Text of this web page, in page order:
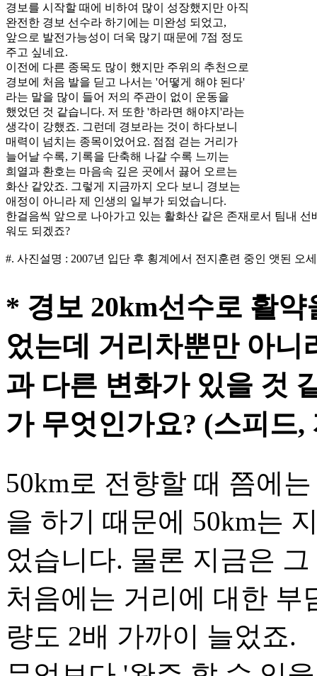
경보를 시작할 때에 비하여 많이 성장했지만 아직
완전한 경보 선수라 하기에는 미완성 되었고,
앞으로 발전가능성이 더욱 많기 때문에 7점 정도
주고 싶네요.
이전에 다른 종목도 많이 했지만 주위의 추천으로
경보에 처음 발을 딛고 나서는 '어떻게 해야 된다'
라는 말을 많이 들어 저의 주관이 없이 운동을
했었던 것 같습니다. 저 또한 '하라면 해야지'라는
생각이 강했죠. 그런데 경보라는 것이 하다보니
매력이 넘치는 종목이었어요. 점점 걷는 거리가
늘어날 수록, 기록을 단축해 나갈 수록 느끼는
희열과 환호는 마음속 깊은 곳에서 끓어 오르는
화산 같았죠. 그렇게 지금까지 오다 보니 경보는
애정이 아니라 제 인생의 일부가 되었습니다.
한걸음씩 앞으로 나아가고 있는 활화산 같은 존재로서 팀내
워도 되겠죠?
#. 사진설명 : 2007년 입단 후 횡계에서 전지훈련 중인 앳된 오
* 경보 20km선수로 활
었는데 거리차뿐만 아니
과 다른 변화가 있을 것
가 무엇인가요? (스피드,
50km로 전향할 때 쯤에
을 하기 때문에 50km는
었습니다. 물론 지금은
처음에는 거리에 대한 부
량도 2배 가까이 늘었죠.